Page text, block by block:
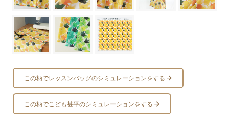
この柄でレッスンバッグのシミュレーションをする
この柄でこども甚平のシミュレーションをする